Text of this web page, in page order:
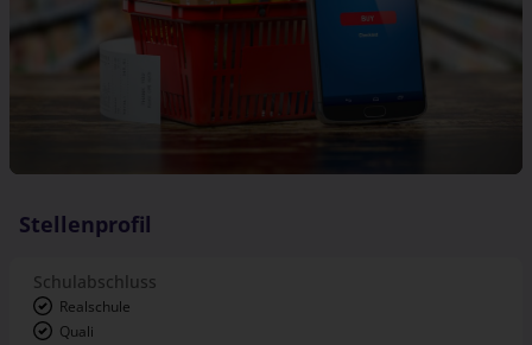
Stellenprofil
Schulabschluss
Realschule
Quali